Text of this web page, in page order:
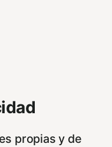
propias y de